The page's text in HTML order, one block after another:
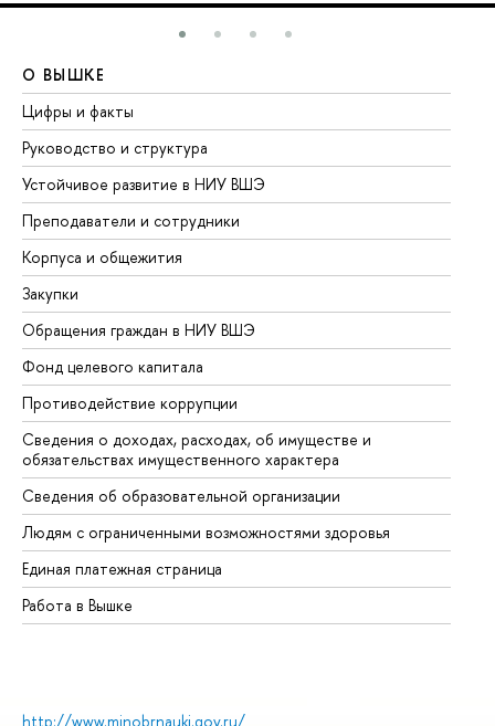
О ВЫШКЕ
Цифры и факты
Руководство и структура
Устойчивое развитие в НИУ ВШЭ
Преподаватели и сотрудники
Корпуса и общежития
Закупки
Обращения граждан в НИУ ВШЭ
Фонд целевого капитала
Противодействие коррупции
Сведения о доходах, расходах, об имуществе и
обязательствах имущественного характера
Сведения об образовательной организации
Людям с ограниченными возможностями здоровья
Единая платежная страница
Работа в Вышке
http://www.minobrnauki.gov.ru/